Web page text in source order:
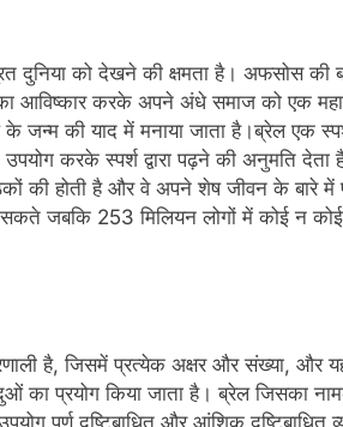
दुनिया को देखने की क्षमता है। अफसोस की
करके अपने अंधे समाज को एक
की याद में मनाया जाता है।ब्रेल एक
करके स्पर्श द्वारा पढ़ने की अनुमति देता
की होती है और वे अपने शेष जीवन के बारे
जबकि 253 मिलियन लोगों में कोई न कोई
है, जिसमें प्रत्येक अक्षर और संख्या, और
का प्रयोग किया जाता है। ब्रेल जिसका